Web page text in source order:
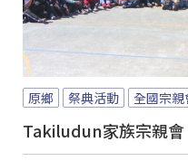
原鄉 祭典活動 全國宗親
Takiludun家族宗親會